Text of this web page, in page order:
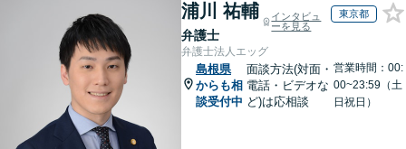
浦川 祐輔
弁護士
インタビュ
ーを見る
東京都
弁護士法人エッグ
島根県
からも相
談受付中
面談方法(対面・
電話・ビデオな
ど)は応相談
営業時間：00:
00~23:59（土
日祝日）